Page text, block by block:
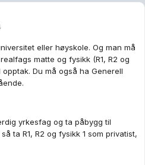
eller høyskole. Og man må
matte og fysikk (R1, R2 og
Du må også ha Generell
yrkesfag og ta påbygg til
ta R1, R2 og fysikk 1 som privatist,